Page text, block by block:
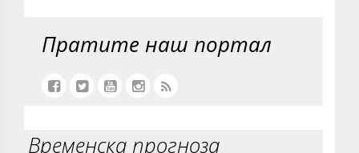
Пратите наш портал
Временска прогноза